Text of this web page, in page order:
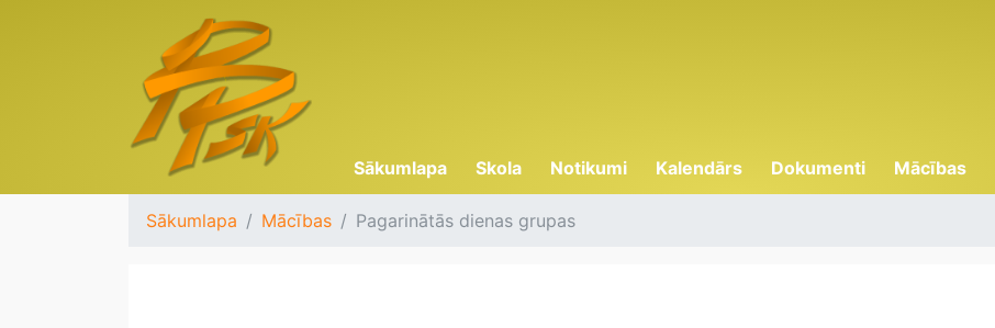
Sākumlapa Skola Notikumi Kalendārs Dokumenti Mācības
Sākumlapa Mācības Pagarinātās dienas grupas